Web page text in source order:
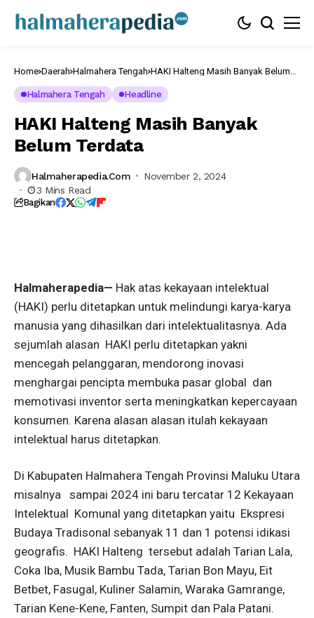
Home Daerah Halmahera Tengah HAKI Halteng Masih Banyak Belum
Halmahera Tengah
Headline
HAKI Halteng Masih Banyak
Belum Terdata
Halmaherapedia.com
November 2, 2024
3 Mins Read
Bagikan
Tradisi
salah
satu
kekayaan
intelektual
Tengah,
foto
Humas
Pemkab
Halmaherapedia— Hak atas kekayaan intelektual
(HAKI) perlu ditetapkan untuk melindungi karya-karya
manusia yang dihasilkan dari intelektualitasnya. Ada
sejumlah alasan HAKI perlu ditetapkan yakni
mencegah pelanggaran, mendorong inovasi
menghargai pencipta membuka pasar global dan
memotivasi inventor serta meningkatkan kepercayaan
konsumen. Karena alasan alasan itulah kekayaan
intelektual harus ditetapkan.
Di Kabupaten Halmahera Tengah Provinsi Maluku Utara
misalnya sampai 2024 ini baru tercatar 12 Kekayaan
Intelektual Komunal yang ditetapkan yaitu Ekspresi
Budaya Tradisonal sebanyak 11 dan 1 potensi idikasi
geografis. HAKI Halteng tersebut adalah Tarian Lala,
Coka Iba, Musik Bambu Tada, Tarian Bon Mayu, Eit
Betbet, Fasugal, Kuliner Salamin, Waraka Gamrange,
Tarian Kene-Kene, Fanten, Sumpit dan Pala Patani.